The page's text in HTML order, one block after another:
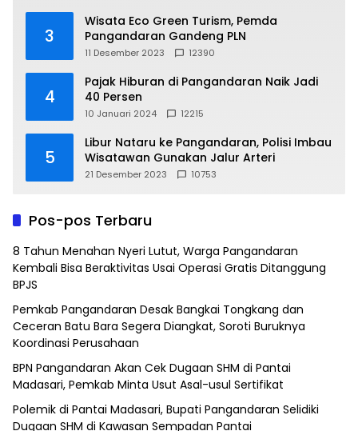
3
Wisata Eco Green Turism, Pemda
Pangandaran Gandeng PLN
11 Desember 2023 12390
4
Pajak Hiburan di Pangandaran Naik Jadi
40 Persen
10 Januari 2024 12215
5
Libur Nataru ke Pangandaran, Polisi Imbau
Wisatawan Gunakan Jalur Arteri
21 Desember 2023 10753
Pos-pos Terbaru
8 Tahun Menahan Nyeri Lutut, Warga Pangandaran
Kembali Bisa Beraktivitas Usai Operasi Gratis Ditanggung
BPJS
Pemkab Pangandaran Desak Bangkai Tongkang dan
Ceceran Batu Bara Segera Diangkat, Soroti Buruknya
Koordinasi Perusahaan
BPN Pangandaran Akan Cek Dugaan SHM di Pantai
Madasari, Pemkab Minta Usut Asal-usul Sertifikat
Polemik di Pantai Madasari, Bupati Pangandaran Selidiki
Dugaan SHM di Kawasan Sempadan Pantai